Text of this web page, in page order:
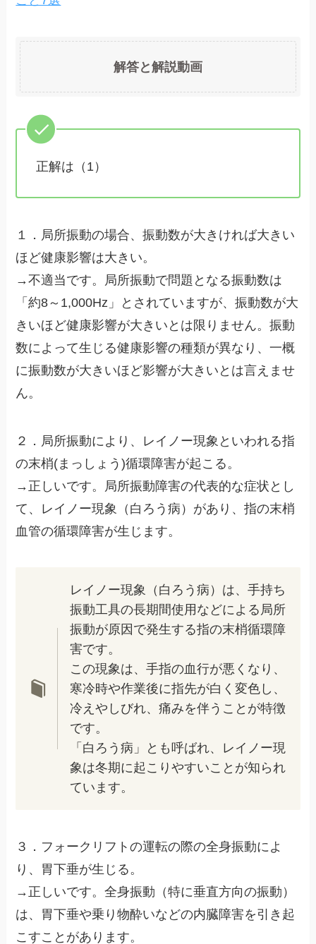
解答と解説動画
正解は（1）
１．局所振動の場合、振動数が大きければ大きい
ほど健康影響は大きい。
→不適当です。局所振動で問題となる振動数は
「約8～1,000Hz」とされていますが、振動数が大
きいほど健康影響が大きいとは限りません。振動
数によって生じる健康影響の種類が異なり、一概
に振動数が大きいほど影響が大きいとは言えませ
ん。
２．局所振動により、レイノー現象といわれる指
の末梢(まっしょう)循環障害が起こる。
→正しいです。局所振動障害の代表的な症状とし
て、レイノー現象（白ろう病）があり、指の末梢
血管の循環障害が生じます。
レイノー現象（白ろう病）は、手持ち
振動工具の長期間使用などによる局所
振動が原因で発生する指の末梢循環障
害です。
この現象は、手指の血行が悪くなり、
寒冷時や作業後に指先が白く変色し、
冷えやしびれ、痛みを伴うことが特徴
です。
「白ろう病」とも呼ばれ、レイノー現
象は冬期に起こりやすいことが知られ
ています。
３．フォークリフトの運転の際の全身振動によ
り、胃下垂が生じる。
→正しいです。全身振動（特に垂直方向の振動）
は、胃下垂や乗り物酔いなどの内臓障害を引き起
こすことがあります。